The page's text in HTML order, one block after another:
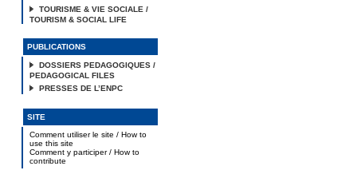
TOURISME & VIE SOCIALE /
TOURISM & SOCIAL LIFE
PUBLICATIONS
DOSSIERS PEDAGOGIQUES /
PEDAGOGICAL FILES
PRESSES DE L’ENPC
SITE
Comment utiliser le site / How to
use this site
Comment y participer / How to
contribute